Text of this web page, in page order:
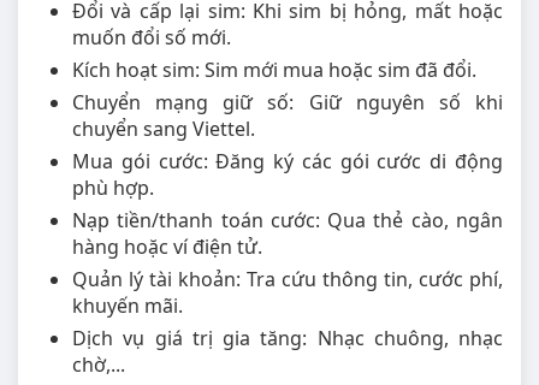
Đổi và cấp lại sim: Khi sim bị hỏng, mất hoặc
muốn đổi số mới.
Kích hoạt sim: Sim mới mua hoặc sim đã đổi.
Chuyển mạng giữ số: Giữ nguyên số khi
chuyển sang Viettel.
Mua gói cước: Đăng ký các gói cước di động
phù hợp.
Nạp tiền/thanh toán cước: Qua thẻ cào, ngân
hàng hoặc ví điện tử.
Quản lý tài khoản: Tra cứu thông tin, cước phí,
khuyến mãi.
Dịch vụ giá trị gia tăng: Nhạc chuông, nhạc
chờ,...